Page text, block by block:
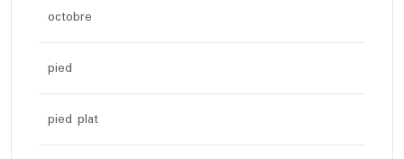
octobre
pied
pied plat